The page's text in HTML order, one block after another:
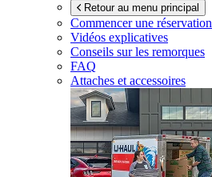
Retour au menu principal
Commencer une réservation
Vidéos explicatives
Conseils sur les remorques
FAQ
Attaches et accessoires